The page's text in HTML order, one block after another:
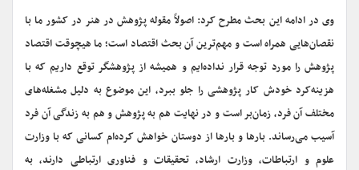
وی در ادامه این بحث مطرح کرد: اصولاً مقوله پژوهش در هنر در کشور ما با
نقصان‌هایی همراه است و مهم‌ترین آن بحث اقتصاد است؛ ما هیچوقت اقتصاد
پژوهش را مورد توجه قرار نداده‌ایم و همیشه از پژوهشگر توقع داریم که با
هزینه‌کرد خودش کار پژوهشی را جلو ببرد، این موضوع به دلیل مشغله‌های
مختلف آن فرد، زمان‌بر است و در نهایت هم به پژوهش و هم به زندگی آن فرد
آسیب می‌رساند. بارها و بارها از دوستان خواهش کرده‌ام کسانی که با وزارت
علوم و ارتباطات، وزارت ارشاد، تحقیقات و فناوری ارتباطی دارند، به